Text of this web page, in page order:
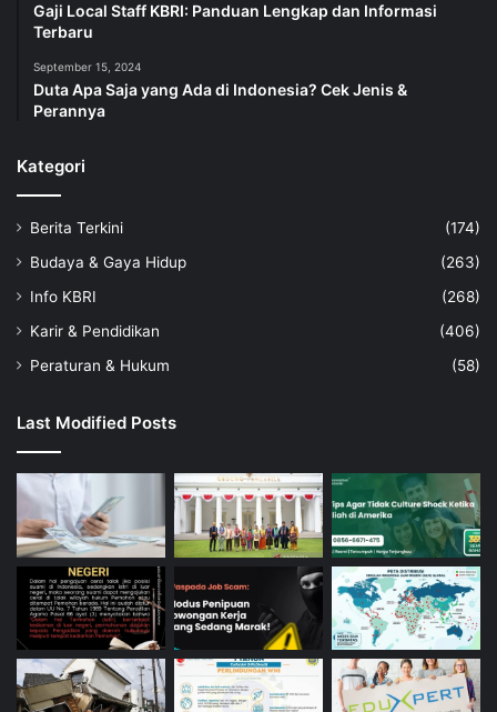
Gaji Local Staff KBRI: Panduan Lengkap dan Informasi
Terbaru
September 15, 2024
Duta Apa Saja yang Ada di Indonesia? Cek Jenis &
Perannya
Kategori
Berita Terkini
(174)
Budaya & Gaya Hidup
(263)
Info KBRI
(268)
Karir & Pendidikan
(406)
Peraturan & Hukum
(58)
Last Modified Posts